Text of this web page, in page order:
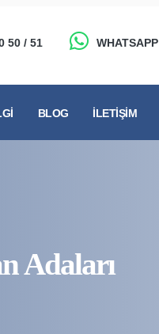
50 / 51 WHATSAPP
BLOG İLETIŞIM
Adaları